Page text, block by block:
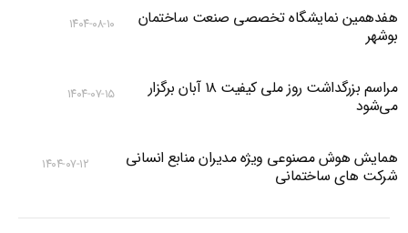
هفدهمین نمایشگاه تخصصی صنعت ساختمان
بوشهر
۱۴۰۴-۰۸-۱۰
مراسم بزرگداشت روز ملی کیفیت ۱۸ آبان برگزار
می‌شود
۱۴۰۴-۰۷-۱۵
همایش هوش مصنوعی ویژه مدیران منابع انسانی
شرکت های ساختمانی
۱۴۰۴-۰۷-۱۲